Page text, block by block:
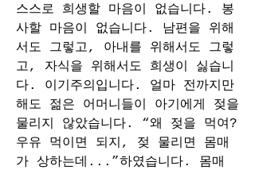
스스로 희생할 마음이 없습니다. 봉
사할 마음이 없습니다. 남편을 위해
서도 그렇고, 아내를 위해서도 그렇
고, 자식을 위해서도 희생이 싫습니
다. 이기주의입니다. 얼마 전까지만
해도 젊은 어머니들이 아기에게 젖을
물리지 않았습니다. “왜 젖을 먹여?
우유 먹이면 되지, 젖 물리면 몸매
가 상하는데...”하였습니다. 몸매